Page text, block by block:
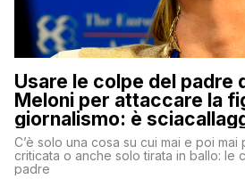
Usare le colpe del padre
Meloni per attaccare la
giornalismo: è
Dimostriamo di essere
C’è solo una cosa su cui mai e poi mai
criticata o anche solo tirata in ballo: le
padre